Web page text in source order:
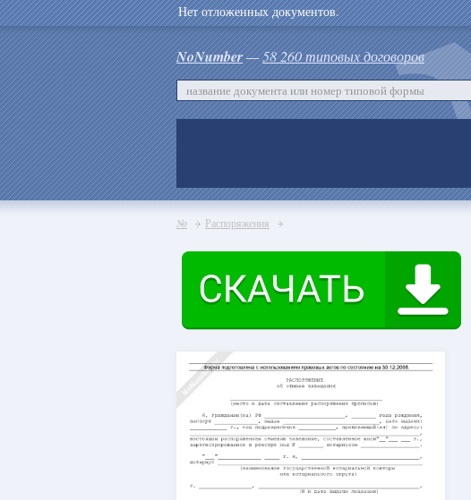
Нет отложенных документов.
NoNumber—58 260 типовых договоров
№ Распоряжения